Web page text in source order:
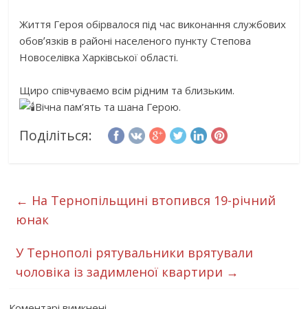
Життя Героя обірвалося під час виконання службових
обовʼязків в районі населеного пункту Степова
Новоселівка Харківської області.
Щиро співчуваємо всім рідним та близьким.
Вічна пам’ять та шана Герою.
Поділіться:
← На Тернопільщині втопився 19-річний
юнак
У Тернополі рятувальники врятували
чоловіка із задимленої квартири →